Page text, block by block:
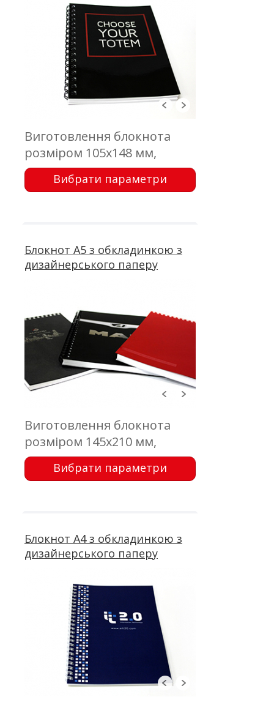
Виготовлення блокнота
розміром 105х148 мм,
дизайнерський папір;
тиснення, трафарет; блок
Вибрати параметри
Блокнот А5 з обкладинкою з
дизайнерського паперу
Виготовлення блокнота
розміром 145х210 мм,
дизайнерський папір;
тиснення, трафарет; блок
Вибрати параметри
Блокнот А4 з обкладинкою з
дизайнерського паперу